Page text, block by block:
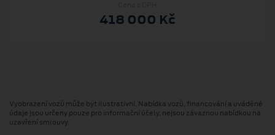
418 000 Kč
Vyobrazení vozů může být ilustrativní. Nabídka vozů, financování a uváděné
údaje jsou určeny pouze pro informační účely, nejsou závaznou nabídkou na
uzavření smlouvy.